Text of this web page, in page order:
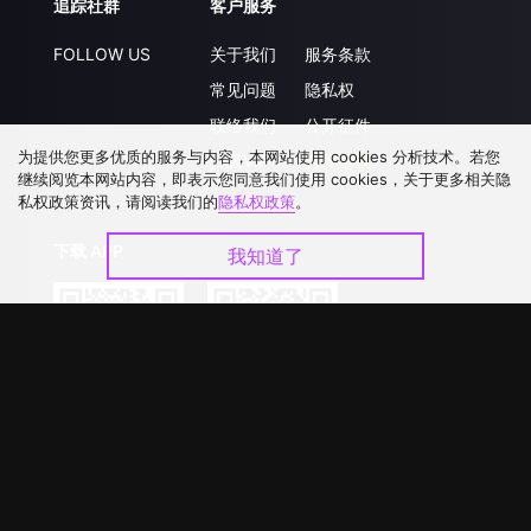
追踪社群
FOLLOW US
客户服务
关于我们
常见问题
联络我们
升级VIP
服务条款
隐私权
公开征件
合作洽談
为提供您更多优质的服务与内容，本网站使用 cookies 分析技术。若您
继续阅览本网站内容，即表示您同意我们使用 cookies，关于更多相关隐
私权政策资讯，请阅读我们的隐私权政策。
我知道了